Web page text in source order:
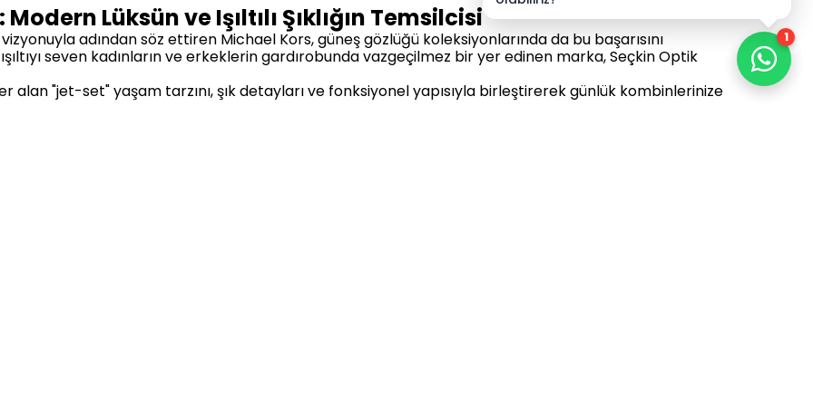
Lüksün ve Işıltılı Şıklığın Temsilcisi
adından söz ettiren Michael Kors, güneş gözlüğü koleksiyonlarında da bu başarısını
seven kadınların ve erkeklerin gardırobunda vazgeçilmez bir yer edinen marka, Seçkin Optik
alan "jet-set" yaşam tarzını, şık detayları ve fonksiyonel yapısıyla birleştirerek günlük kombinlerinize
1